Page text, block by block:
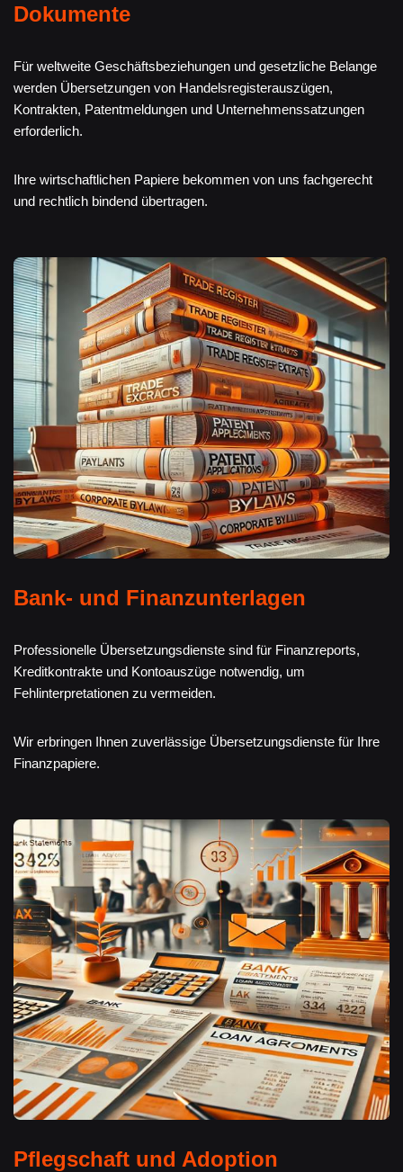
Dokumente
Für weltweite Geschäftsbeziehungen und gesetzliche Belange
werden Übersetzungen von Handelsregisterauszügen,
Kontrakten, Patentmeldungen und Unternehmenssatzungen
erforderlich.
Ihre wirtschaftlichen Papiere bekommen von uns fachgerecht
und rechtlich bindend übertragen.
Bank- und Finanzunterlagen
Professionelle Übersetzungsdienste sind für Finanzreports,
Kreditkontrakte und Kontoauszüge notwendig, um
Fehlinterpretationen zu vermeiden.
Wir erbringen Ihnen zuverlässige Übersetzungsdienste für Ihre
Finanzpapiere.
Pflegschaft und Adoption